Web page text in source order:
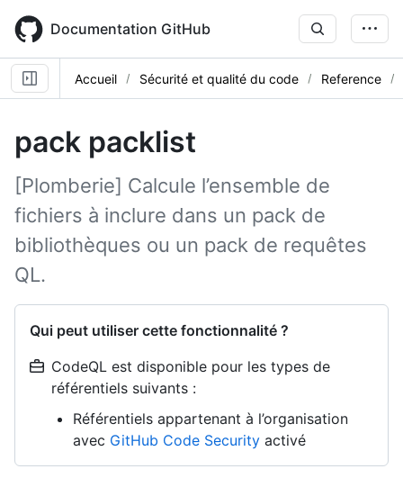
main
content
Documentation GitHub
Accueil Sécurité et qualité du code Reference
pack packlist
[Plomberie] Calcule l’ensemble de
fichiers à inclure dans un pack de
bibliothèques ou un pack de requêtes
QL.
Qui peut utiliser cette fonctionnalité ?
CodeQL est disponible pour les types de
référentiels suivants :
Référentiels appartenant à l’organisation
avec GitHub Code Security activé